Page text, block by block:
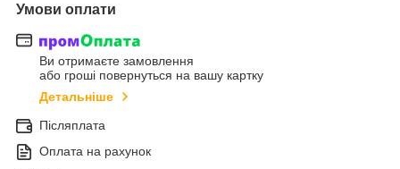
Умови оплати
Ви отримаєте замовлення
або гроші повернуться на вашу картку
Детальніше
Післяплата
Оплата на рахунок